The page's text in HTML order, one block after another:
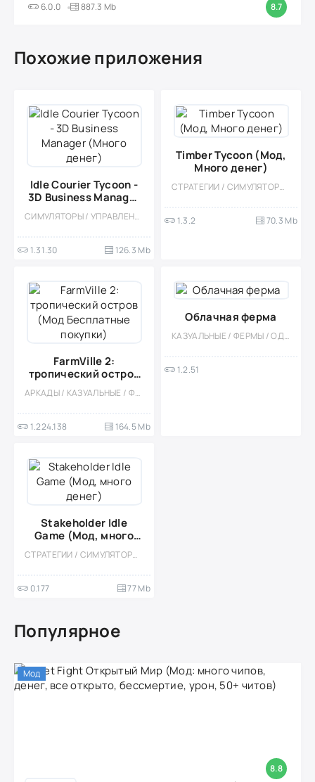
6.0.0 887.3 Mb 8.7
Похожие приложения
Idle Courier Tycoon -
3D Business Manager
(Много денег)
СИМУЛЯТОРЫ / УПРАВЛЕНИЕ / ЭКОНОМИЧЕСКАЯ СТРАТЕГИЯ / ОДНОПОЛЬЗОВАТЕЛЬСКИЕ / СТИЛИЗАЦИЯ / ИЗОМЕТРИЯ / МОД / ВСТРОЕННЫЙ КЕШ
1.31.30 126.3 Mb
Timber Tycoon (Мод,
Много денег)
СТРАТЕГИИ / СИМУЛЯТОРЫ / УПРАВЛЕНИЕ / ЭКОНОМИЧЕСКАЯ СТРАТЕГИЯ / КАЗУАЛЬНЫЕ / ОДНОПОЛЬЗОВАТЕЛЬСКИЕ / СТИЛИЗАЦИЯ / ОФЛАЙН / МОД / ВСТРОЕННЫЙ КЕШ
1.3.2 70.3 Mb
FarmVille 2:
тропический остров
(Мод Бесплатные
покупки)
АРКАДЫ / КАЗУАЛЬНЫЕ / ФЕРМЫ / ВСТРОЕННЫЙ КЕШ / СИМУЛЯТОРЫ / УПРАВЛЕНИЕ / ДЛЯ ВСЕЙ СЕМЬИ / ОДНОПОЛЬЗОВАТЕЛЬСКИЕ / СТИЛИЗАЦИЯ / ОФЛАЙН
1.224.138 164.5 Mb
Облачная ферма
КАЗУАЛЬНЫЕ / ФЕРМЫ / ОДНОПОЛЬЗОВАТЕЛЬСКИЕ / СТИЛИЗАЦИЯ / ДЕВОЧКАМ / ДЛЯ ДЕТЕЙ / ОФЛАЙН / ВИД СВЕРХУ / СИМУЛЯТОРЫ / УПРАВЛЕНИЕ
1.2.51
Stakeholder Idle
Game (Мод, много
денег)
СТРАТЕГИИ / СИМУЛЯТОРЫ / УПРАВЛЕНИЕ / ЭКОНОМИЧЕСКАЯ СТРАТЕГИЯ / КАЗУАЛЬНЫЕ / СТИЛИЗАЦИЯ / ОДНОПОЛЬЗОВАТЕЛЬСКИЕ / ОФЛАЙН
0.177 77 Mb
Популярное
8.8
Мод